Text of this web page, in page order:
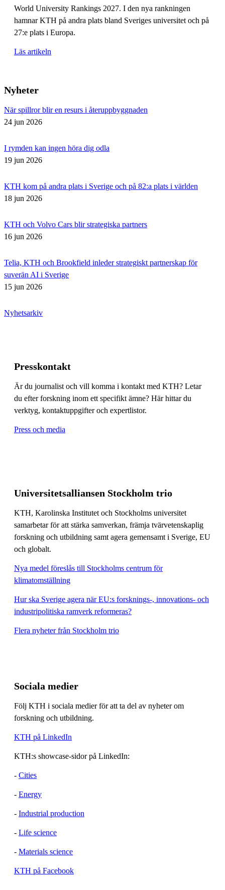
World University Rankings 2027. I den nya rankningen
hamnar KTH på andra plats bland Sveriges universitet och på
27:e plats i Europa.
Läs artikeln
Nyheter
När spillror blir en resurs i återuppbyggnaden
24 jun 2026
I rymden kan ingen höra dig odla
19 jun 2026
KTH kom på andra plats i Sverige och på 82:a plats i världen
18 jun 2026
KTH och Volvo Cars blir strategiska partners
16 jun 2026
Telia, KTH och Brookfield inleder strategiskt partnerskap för
suverän AI i Sverige
15 jun 2026
Nyhetsarkiv
Presskontakt
Är du journalist och vill komma i kontakt med KTH? Letar
du efter forskning inom ett specifikt ämne? Här hittar du
verktyg, kontaktuppgifter och expertlistor.
Press och media
Universitetsalliansen Stockholm trio
KTH, Karolinska Institutet och Stockholms universitet
samarbetar för att stärka samverkan, främja tvärvetenskaplig
forskning och utbildning samt agera gemensamt i Sverige, EU
och globalt.
Nya medel föreslås till Stockholms centrum för
klimatomställning
Hur ska Sverige agera när EU:s forsknings-, innovations- och
industripolitiska ramverk reformeras?
Flera nyheter från Stockholm trio
Sociala medier
Följ KTH i sociala medier för att ta del av nyheter om
forskning och utbildning.
KTH på LinkedIn
KTH:s showcase-sidor på LinkedIn:
- Cities
- Energy
- Industrial production
- Life science
- Materials science
KTH på Facebook